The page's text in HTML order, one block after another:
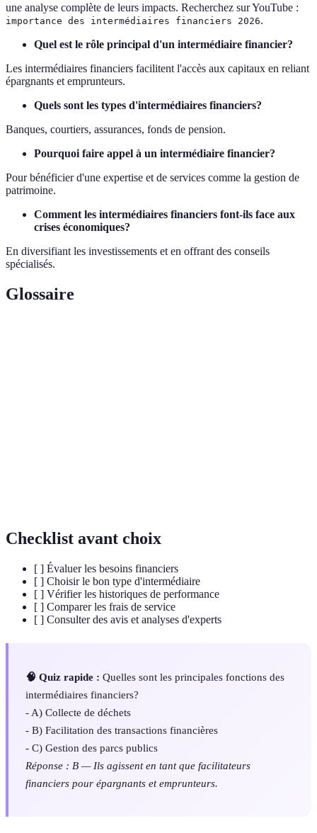
une analyse complète de leurs impacts. Recherchez sur YouTube :
importance des intermédiaires financiers 2026.
Quel est le rôle principal d'un intermédiaire financier?
Les intermédiaires financiers facilitent l'accès aux capitaux en reliant
épargnants et emprunteurs.
Quels sont les types d'intermédiaires financiers?
Banques, courtiers, assurances, fonds de pension.
Pourquoi faire appel à un intermédiaire financier?
Pour bénéficier d'une expertise et de services comme la gestion de
patrimoine.
Comment les intermédiaires financiers font-ils face aux
crises économiques?
En diversifiant les investissements et en offrant des conseils
spécialisés.
Glossaire
Checklist avant choix
[ ] Évaluer les besoins financiers
[ ] Choisir le bon type d'intermédiaire
[ ] Vérifier les historiques de performance
[ ] Comparer les frais de service
[ ] Consulter des avis et analyses d'experts
🧠 Quiz rapide : Quelles sont les principales fonctions des
intermédiaires financiers?
- A) Collecte de déchets
- B) Facilitation des transactions financières
- C) Gestion des parcs publics
Réponse : B — Ils agissent en tant que facilitateurs
financiers pour épargnants et emprunteurs.